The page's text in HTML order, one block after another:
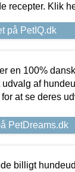
recepter. Klik
på PetIQ.dk
en 100%
af
at se deres
PetDreams.dk
billigt